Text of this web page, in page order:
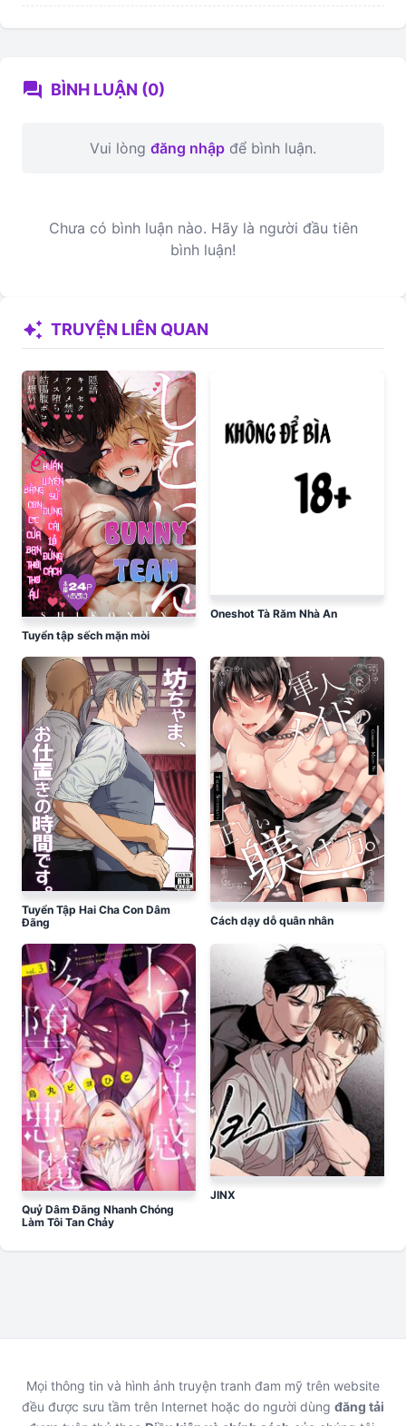
forum BÌNH LUẬN (0)
Vui lòng đăng nhập để bình luận.
Chưa có bình luận nào. Hãy là người đầu tiên
bình luận!
auto_awesome TRUYỆN LIÊN QUAN
Tuyển tập sếch mặn mòi
Oneshot Tà Răm Nhà An
Tuyển Tập Hai Cha Con Dâm
Đãng
Cách dạy dỗ quân nhân
Quỷ Dâm Đãng Nhanh Chóng
Làm Tôi Tan Chảy
JINX
Mọi thông tin và hình ảnh truyện tranh đam mỹ trên website
đều được sưu tầm trên Internet hoặc do người dùng đăng tải